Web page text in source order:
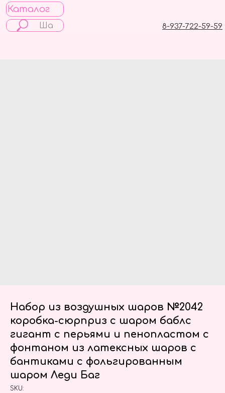
Каталог
8-937-722-59-59
Набор из воздушных шаров №2042
коробка-сюрприз с шаром баблс
гигант с перьями и пенопластом с
фонтаном из латексных шаров с
бантиками с фольгированным
шаром Леди Баг
SKU: